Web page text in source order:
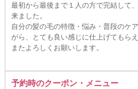
最初から最後まで１人の方で完結して
来ました。
自分の髪の毛の特徴・悩み・普段のケ
がら、とても良い感じに仕上げてもら
またよろしくお願いします。
予約時のクーポン・メニュー